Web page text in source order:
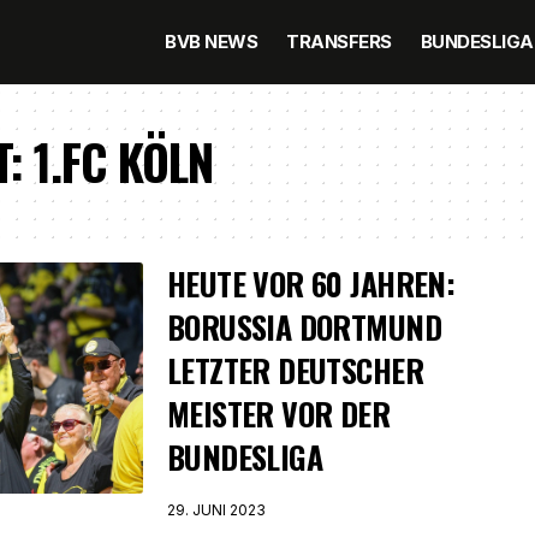
BVB NEWS TRANSFERS BUNDESLIGA
1.FC KÖLN
HEUTE VOR 60 JAHREN:
BORUSSIA DORTMUND
LETZTER DEUTSCHER
MEISTER VOR DER
BUNDESLIGA
29. JUNI 2023